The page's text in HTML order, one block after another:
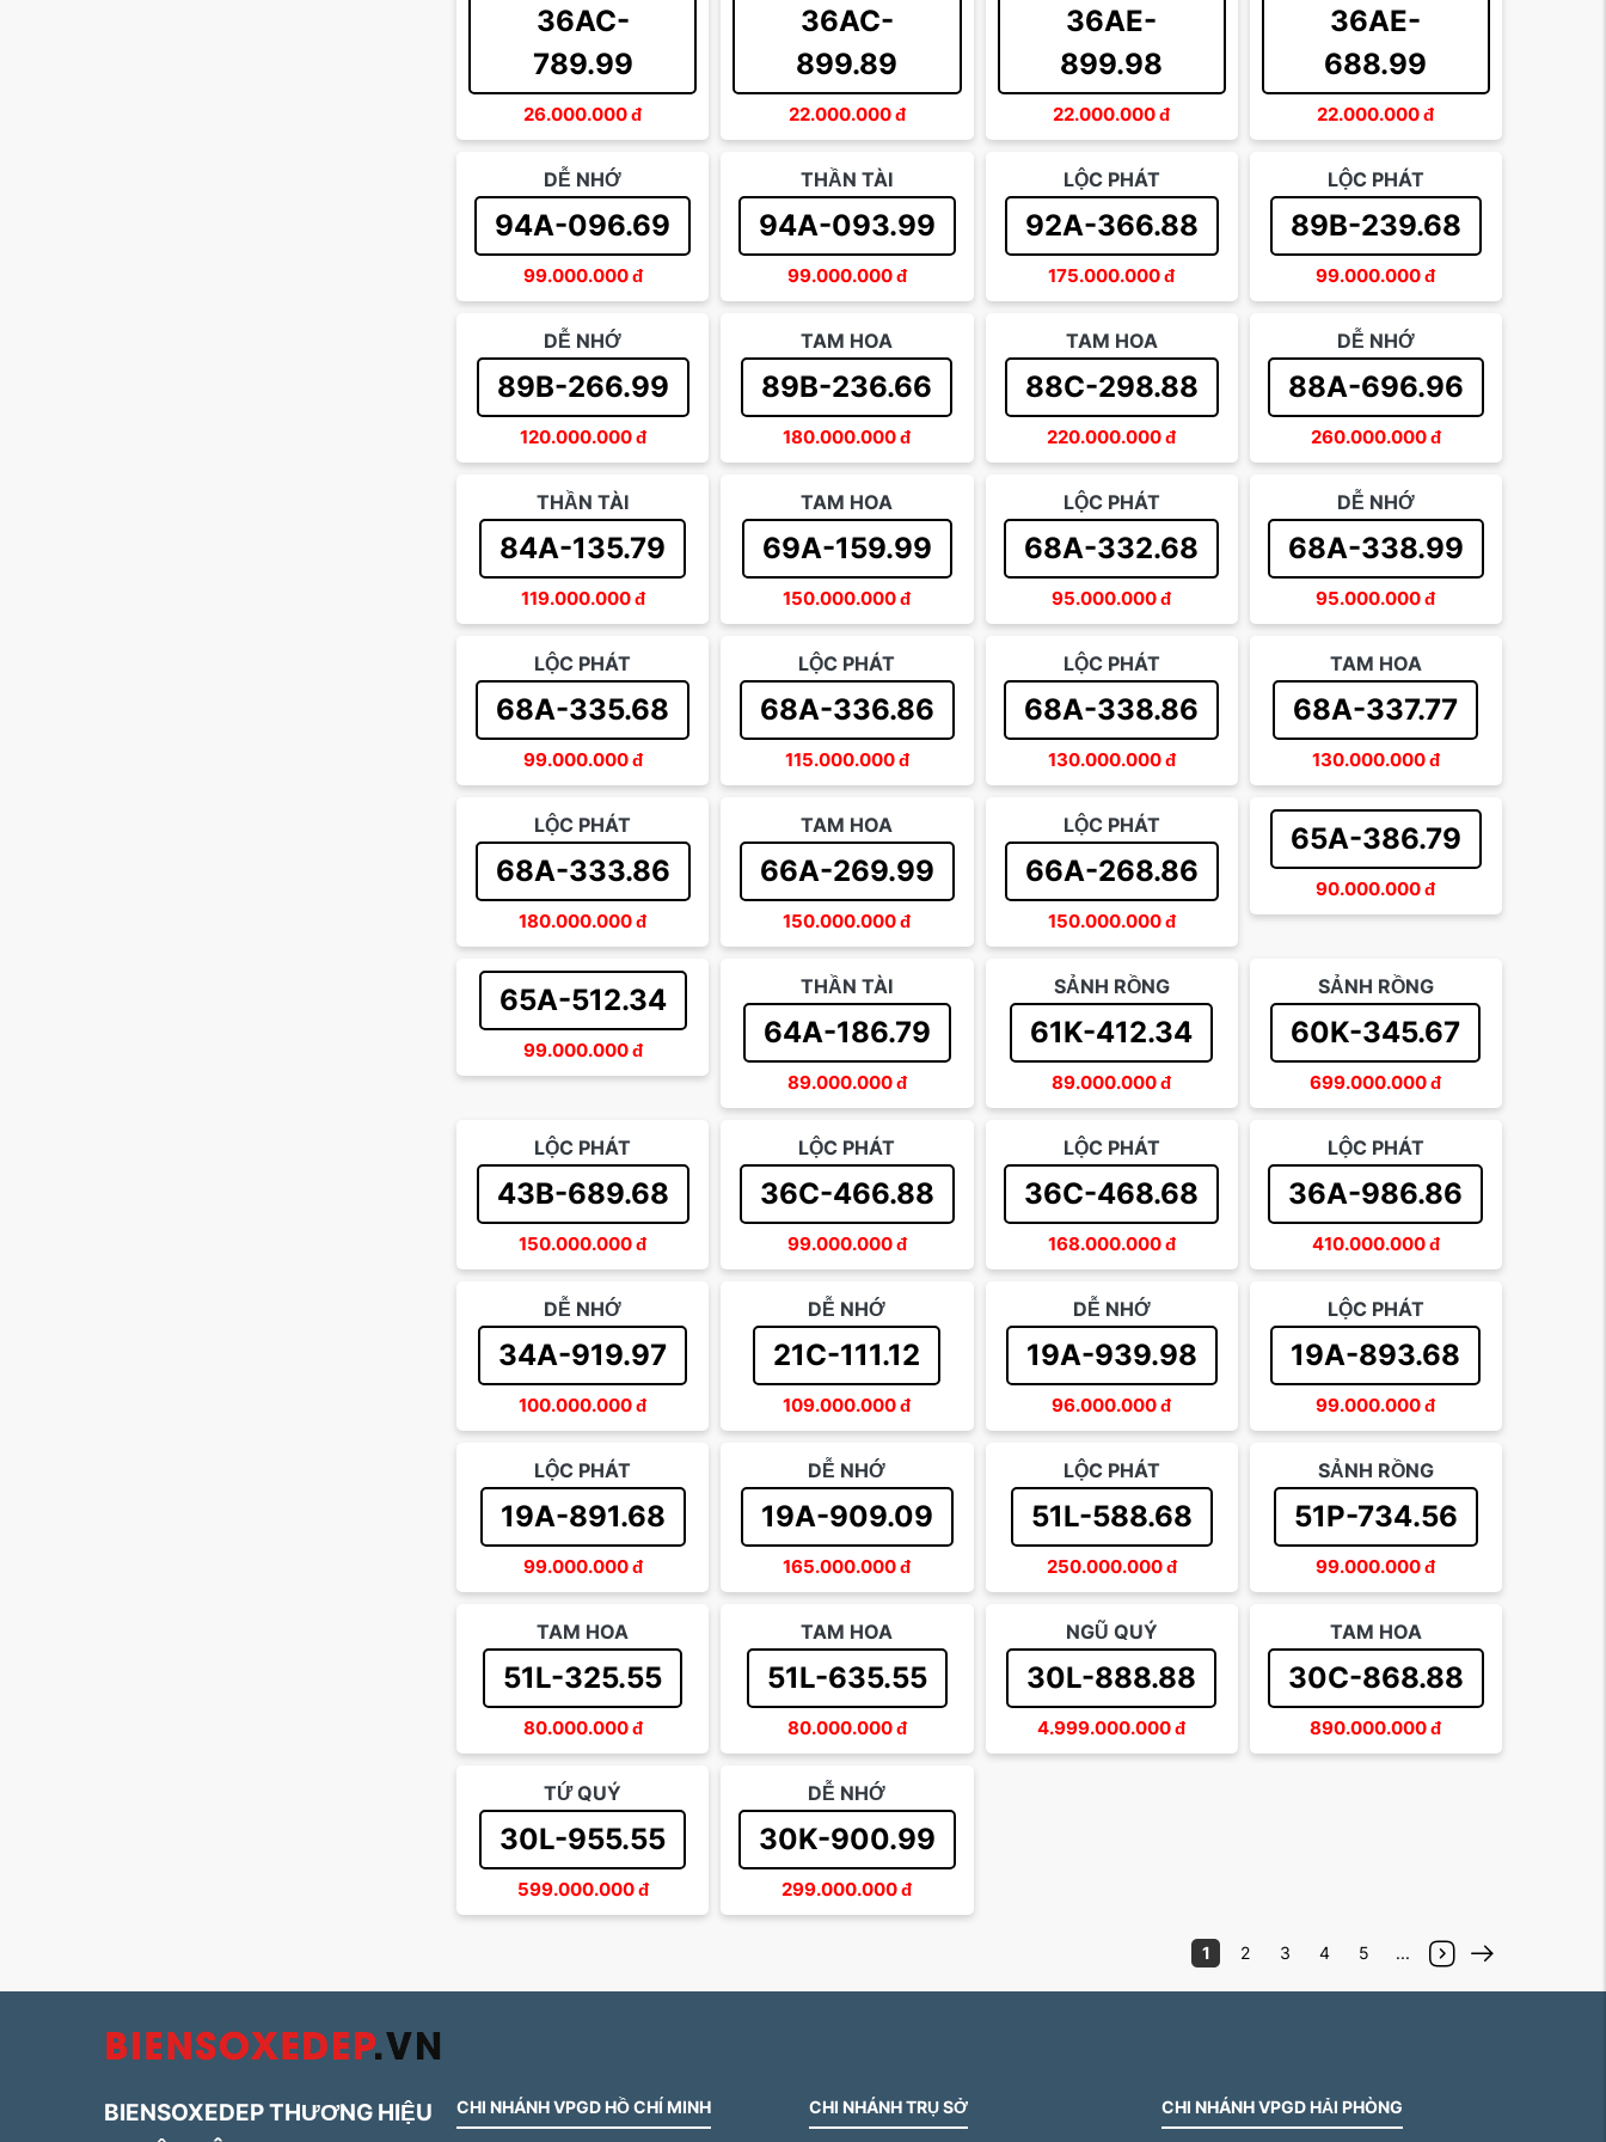
36AC-
789.99
26.000.000đ
36AC-
899.89
22.000.000đ
36AE-
899.98
22.000.000đ
36AE-
688.99
22.000.000đ
DỄ NHỚ
94A-096.69
99.000.000đ
THẦN TÀI
94A-093.99
99.000.000đ
LỘC PHÁT
92A-366.88
175.000.000đ
LỘC PHÁT
89B-239.68
99.000.000đ
DỄ NHỚ
89B-266.99
120.000.000đ
TAM HOA
89B-236.66
180.000.000đ
TAM HOA
88C-298.88
220.000.000đ
DỄ NHỚ
88A-696.96
260.000.000đ
THẦN TÀI
84A-135.79
119.000.000đ
TAM HOA
69A-159.99
150.000.000đ
LỘC PHÁT
68A-332.68
95.000.000đ
DỄ NHỚ
68A-338.99
95.000.000đ
LỘC PHÁT
68A-335.68
99.000.000đ
LỘC PHÁT
68A-336.86
115.000.000đ
LỘC PHÁT
68A-338.86
130.000.000đ
TAM HOA
68A-337.77
130.000.000đ
LỘC PHÁT
68A-333.86
180.000.000đ
TAM HOA
66A-269.99
150.000.000đ
LỘC PHÁT
66A-268.86
150.000.000đ
65A-386.79
90.000.000đ
65A-512.34
99.000.000đ
THẦN TÀI
64A-186.79
89.000.000đ
SẢNH RỒNG
61K-412.34
89.000.000đ
SẢNH RỒNG
60K-345.67
699.000.000đ
LỘC PHÁT
43B-689.68
150.000.000đ
LỘC PHÁT
36C-466.88
99.000.000đ
LỘC PHÁT
36C-468.68
168.000.000đ
LỘC PHÁT
36A-986.86
410.000.000đ
DỄ NHỚ
34A-919.97
100.000.000đ
DỄ NHỚ
21C-111.12
109.000.000đ
DỄ NHỚ
19A-939.98
96.000.000đ
LỘC PHÁT
19A-893.68
99.000.000đ
LỘC PHÁT
19A-891.68
99.000.000đ
DỄ NHỚ
19A-909.09
165.000.000đ
LỘC PHÁT
51L-588.68
250.000.000đ
SẢNH RỒNG
51P-734.56
99.000.000đ
TAM HOA
51L-325.55
80.000.000đ
TAM HOA
51L-635.55
80.000.000đ
NGŨ QUÝ
30L-888.88
4.999.000.000đ
TAM HOA
30C-868.88
890.000.000đ
TỨ QUÝ
30L-955.55
599.000.000đ
DỄ NHỚ
30K-900.99
299.000.000đ
1 2 3 4 5 ...
BIENSOXEDEP THƯƠNG HIỆU
CHI NHÁNH VPGD HỒ CHÍ MINH CHI NHÁNH TRỤ SỞ CHI NHÁNH VPGD HẢI PHÒNG